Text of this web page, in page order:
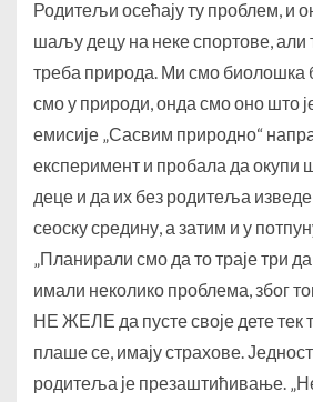
Родитељи осећају ту проблем, и
шаљу децу на неке спортове, али
треба природа. Ми смо биолошка
смо у природи, онда смо оно што
емисије „Сасвим природно“
експеримент и пробала да окупи
деце и да их без родитеља
сеоску средину, а затим и у
„Планирали смо да то траје три
имали неколико проблема, због
НЕ ЖЕЛЕ да пусте своје дете тек
плаше се, имају страхове.
родитеља је презаштићивање.